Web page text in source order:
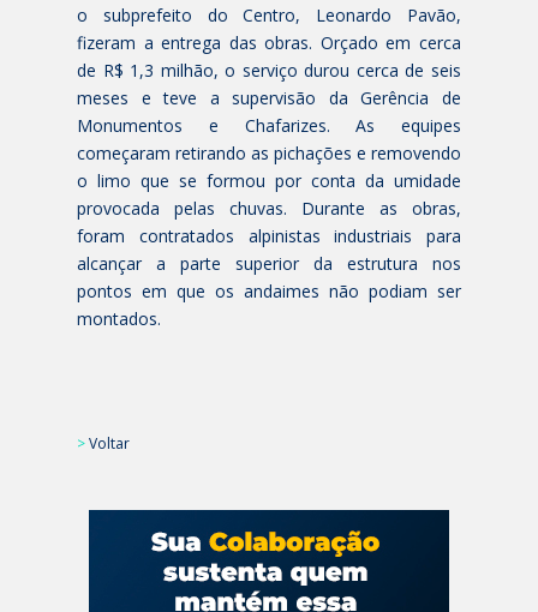
o subprefeito do Centro, Leonardo Pavão,
fizeram a entrega das obras. Orçado em cerca
de R$ 1,3 milhão, o serviço durou cerca de seis
meses e teve a supervisão da Gerência de
Monumentos e Chafarizes. As equipes
começaram retirando as pichações e removendo
o limo que se formou por conta da umidade
provocada pelas chuvas. Durante as obras,
foram contratados alpinistas industriais para
alcançar a parte superior da estrutura nos
pontos em que os andaimes não podiam ser
montados.
>Voltar